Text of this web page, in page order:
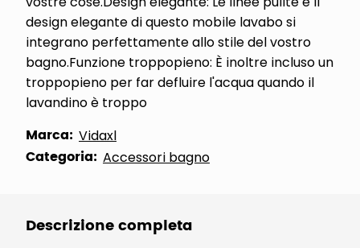
design elegante di questo mobile lavabo si
integrano perfettamente allo stile del vostro
bagno.Funzione troppopieno: È inoltre incluso un
troppopieno per far defluire l'acqua quando il
lavandino è troppo
Marca: Vidaxl
Categoria: Accessori bagno
Descrizione completa